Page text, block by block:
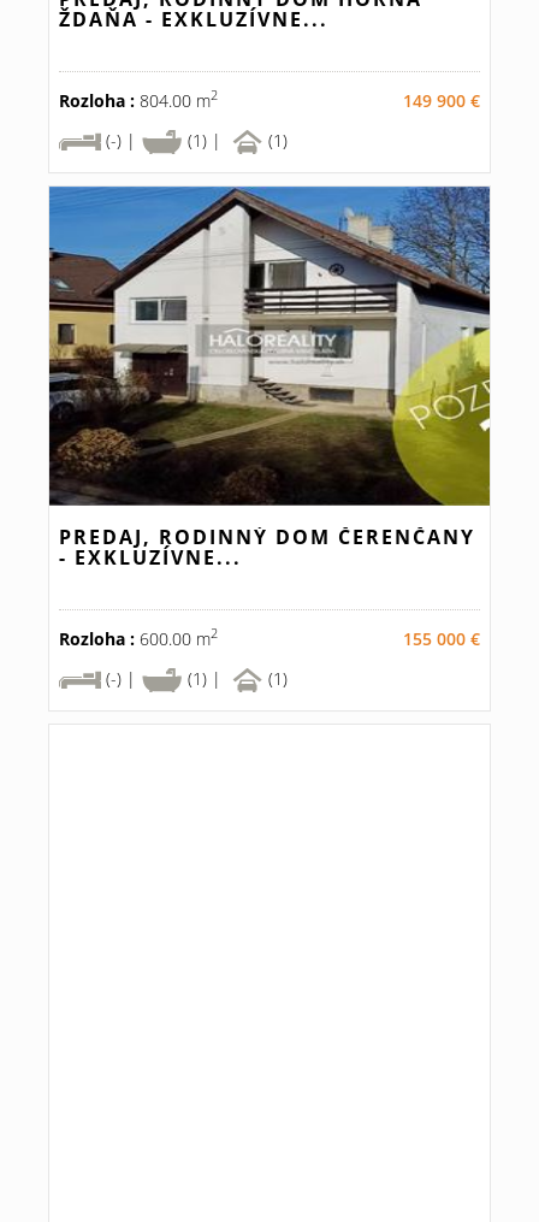
ŽDAŇA - EXKLUZÍVNE...
Rozloha : 804.00 m2
149 900 €
(-) |
(1) | (1)
PREDAJ, RODINNÝ DOM ČERENČANY
- EXKLUZÍVNE...
Rozloha : 600.00 m2
155 000 €
(-) |
(1) | (1)